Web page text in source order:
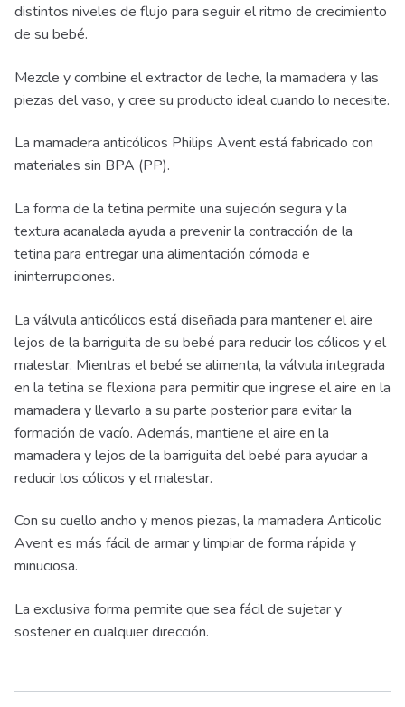
distintos niveles de flujo para seguir el ritmo de crecimiento
de su bebé.
Mezcle y combine el extractor de leche, la mamadera y las
piezas del vaso, y cree su producto ideal cuando lo necesite.
La mamadera anticólicos Philips Avent está fabricado con
materiales sin BPA (PP).
La forma de la tetina permite una sujeción segura y la
textura acanalada ayuda a prevenir la contracción de la
tetina para entregar una alimentación cómoda e
ininterrupciones.
La válvula anticólicos está diseñada para mantener el aire
lejos de la barriguita de su bebé para reducir los cólicos y el
malestar. Mientras el bebé se alimenta, la válvula integrada
en la tetina se flexiona para permitir que ingrese el aire en la
mamadera y llevarlo a su parte posterior para evitar la
formación de vacío. Además, mantiene el aire en la
mamadera y lejos de la barriguita del bebé para ayudar a
reducir los cólicos y el malestar.
Con su cuello ancho y menos piezas, la mamadera Anticolic
Avent es más fácil de armar y limpiar de forma rápida y
minuciosa.
La exclusiva forma permite que sea fácil de sujetar y
sostener en cualquier dirección.